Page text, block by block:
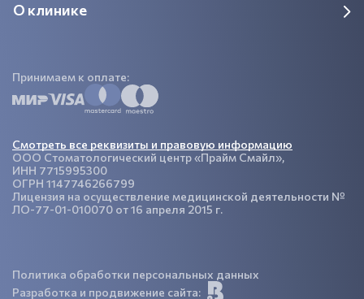
О клинике
Политика обработки персональных данных
Принимаем к оплате:
Разработка и продвижение сайта:
Смотреть все реквизиты и правовую информацию
ООО Стоматологический центр «Прайм Смайл»,
ИНН 7715995300
ОГРН 1147746266799
Лицензия на осуществление медицинской деятельности №
ЛО-77-01-010070 от 16 апреля 2015 г.